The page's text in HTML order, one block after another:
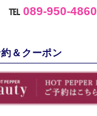
℡ 089-950-4860
＆クーポン